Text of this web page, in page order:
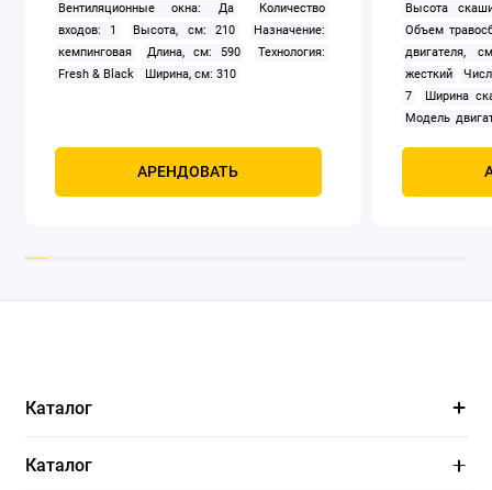
Вентиляционные окна: Да
Количество
входов: 1
Высота, см: 210
Назначение:
кемпинговая
Длина, см: 590
Технология:
Fresh & Black
Ширина, см: 310
АРЕНДОВАТЬ
Высота
Объем
двигателя,
жесткий
7
Ширина
Модель
Каталог
Каталог